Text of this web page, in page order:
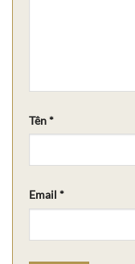
Tên*
Email *